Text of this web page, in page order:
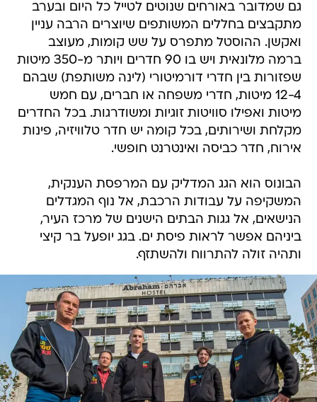
ואקשן. ההוסטל מתפרס על שש קומות, מעוצב
ברמה מלונאית ויש בו 90 חדרים ויותר מ-350 מיטות
שפזורות בין חדרי דורמיטורי (לינה משותפת) שבהם
12-4 מיטות, חדרי משפחה או חברים, עם חמש
מיטות ואפילו סוויטות זוגיות ומשודרגות. בכל החדרים
מקלחת ושירותים, בכל קומה יש חדר טלוויזיה, פינות
אירוח, חדר כביסה ואינטרנט חופשי.
הבונוס הוא הגג המדליק עם המרפסת הענקית,
הנישאים, אל גגות הבתים הישנים של מרכז העיר,
ביניהם אפשר לראות פיסת ים. בגג יופעל בר קיצי
ותהיה זולה להתרווח ולהשתזף.